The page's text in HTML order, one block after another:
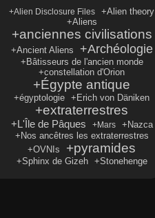
+Alien Disclosure Files
+Alien theory
+Aliens
+anciennes civilisations
+Ancient Aliens +Archéologie
+Bâtisseurs de l'ancien monde
+constellation d'Orion
+Égypte antique
+égyptologie +Erich von Däniken
+extraterrestres
+L'Île de Pâques +Mars
+Nazca
+Nos ancêtres les extraterrestres
+OVNIs
+pyramides
+Sphinx de Gizeh +Stonehenge